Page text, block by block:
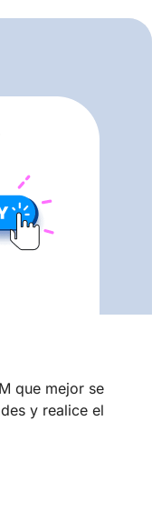
que mejor se
y realice el